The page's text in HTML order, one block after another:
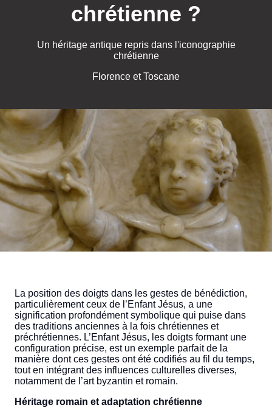
chrétienne ?
Un héritage antique repris dans l'iconographie
chrétienne
Florence et Toscane
La position des doigts dans les gestes de bénédiction,
particulièrement ceux de l’Enfant Jésus, a une
signification profondément symbolique qui puise dans
des traditions anciennes à la fois chrétiennes et
préchrétiennes. L’Enfant Jésus, les doigts formant une
configuration précise, est un exemple parfait de la
manière dont ces gestes ont été codifiés au fil du temps,
tout en intégrant des influences culturelles diverses,
notamment de l’art byzantin et romain.
Héritage romain et adaptation chrétienne